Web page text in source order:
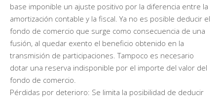
base imponible un ajuste positivo por la diferencia entre la
amortización contable y la fiscal. Ya no es posible deducir el
fondo de comercio que surge como consecuencia de una
fusión, al quedar exento el beneficio obtenido en la
transmisión de participaciones. Tampoco es necesario
dotar una reserva indisponible por el importe del valor del
fondo de comercio.
Pérdidas por deterioro: Se limita la posibilidad de deducir